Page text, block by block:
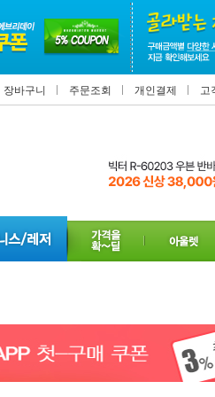
장바구니 주문조회 개인결제 고